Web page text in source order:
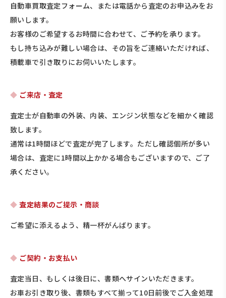
自動車買取査定フォーム、または電話から査定のお申込みをお
願いします。
お客様のご希望するお時間に合わせて、ご予約を承ります。
もし持ち込みが難しい場合は、その旨をご連絡いただければ、
積載車で引き取りにお伺いいたします。
ご来店・査定
査定士が自動車の外装、内装、エンジン状態などを細かく確認
致します。
通常は1時間ほどで査定が完了します。ただし確認個所が多い
場合は、査定に1時間以上かかる場合もございますので、ご了
承ください。
査定結果のご提示・商談
ご希望に添えるよう、精一杯がんばります。
ご契約・お支払い
査定当日、もしくは後日に、書類へサインいただきます。
お車お引き取り後、書類もすべて揃って10日前後でご入金処理